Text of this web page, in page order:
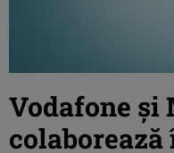
Vodafone şi